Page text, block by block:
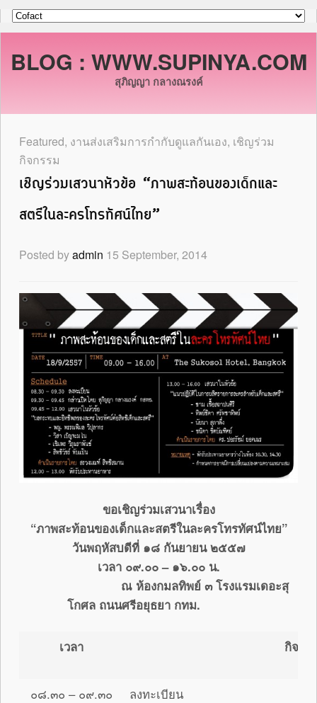
BLOG : WWW.SUPINYA.COM
สุภิญญา กลางณรงค์
Featured, งานส่งเสริมการกำกับดูแลกันเอง, เชิญร่วม
กิจกรรม
เชิญร่วมเสวนาหัวข้อ “ภาพสะท้อนของเด็กและ
สตรีในละครโทรทัศน์ไทย”
Posted byadmin 15 September, 2014
ขอเชิญร่วมเสวนาเรื่อง
“ภาพสะท้อนของเด็กและสตรีในละครโทรทัศน์ไทย”
วันพฤหัสบดีที่ ๑๘ กันยายน ๒๕๕๗
เวลา ๐๙.๐๐ – ๑๖.๐๐ น.
ณ ห้องกมลทิพย์ ๓ โรงแรมเดอะสุ
โกศล ถนนศรีอยุธยา กทม.
เวลา กิจกร
๐๘.๓๐ – ๐๙.๓๐
ลงทะเบียน